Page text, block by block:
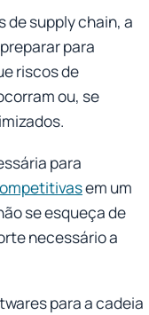
de supply chain, a
para
riscos de
ou, se
para
em um
se esqueça de
necessário a
para a cadeia